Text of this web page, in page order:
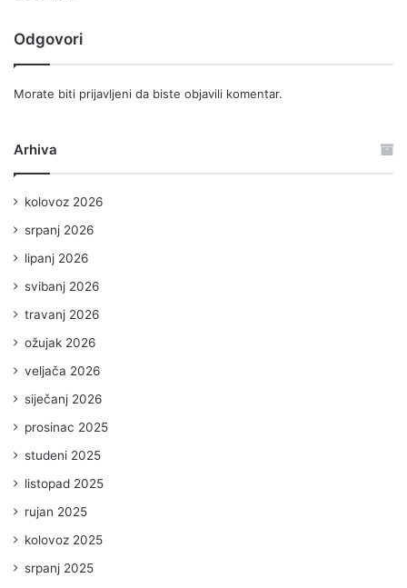
Odgovori
Morate biti prijavljeni da biste objavili komentar.
Arhiva
kolovoz 2026
srpanj 2026
lipanj 2026
svibanj 2026
travanj 2026
ožujak 2026
veljača 2026
siječanj 2026
prosinac 2025
studeni 2025
listopad 2025
rujan 2025
kolovoz 2025
srpanj 2025